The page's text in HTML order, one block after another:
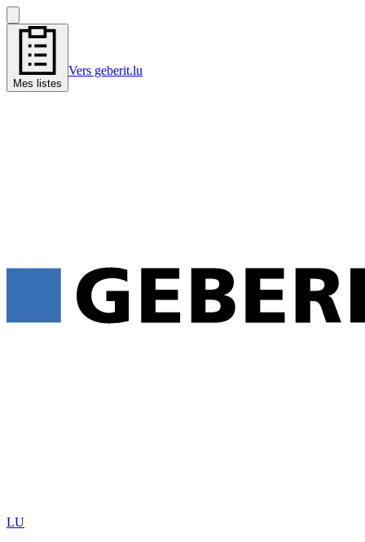
Mes listes
Vers geberit.lu
LU